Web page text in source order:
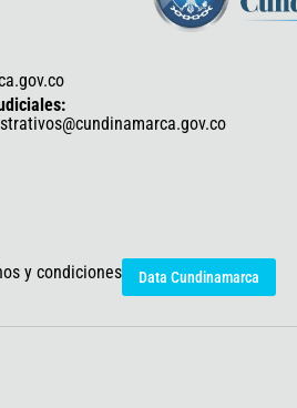
y condiciones Data Cundinamarca